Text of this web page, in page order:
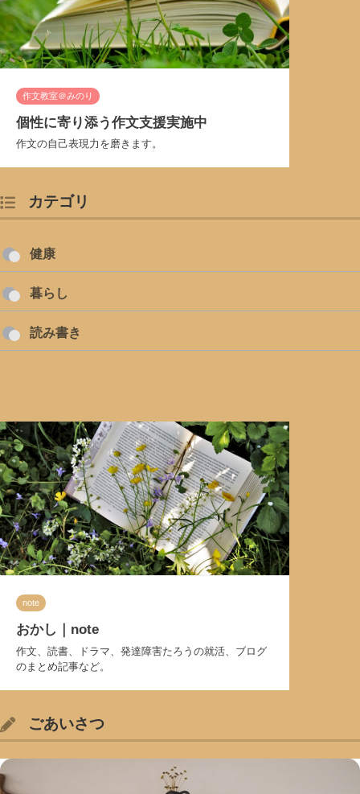
作文教室＠みのり
個性に寄り添う作文支援実施中
作文の自己表現力を磨きます。
カテゴリ
健康
暮らし
読み書き
note
おかし｜note
作文、読書、ドラマ、発達障害たろうの就活、ブログ
のまとめ記事など。
ごあいさつ